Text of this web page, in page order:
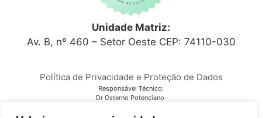
Unidade Matriz:
Av. B, nº 460 – Setor Oeste CEP: 74110-030
Política de Privacidade e Proteção de Dados
Responsável Técnico:
Dr Osterno Potenciano
Laboratório Citocenter